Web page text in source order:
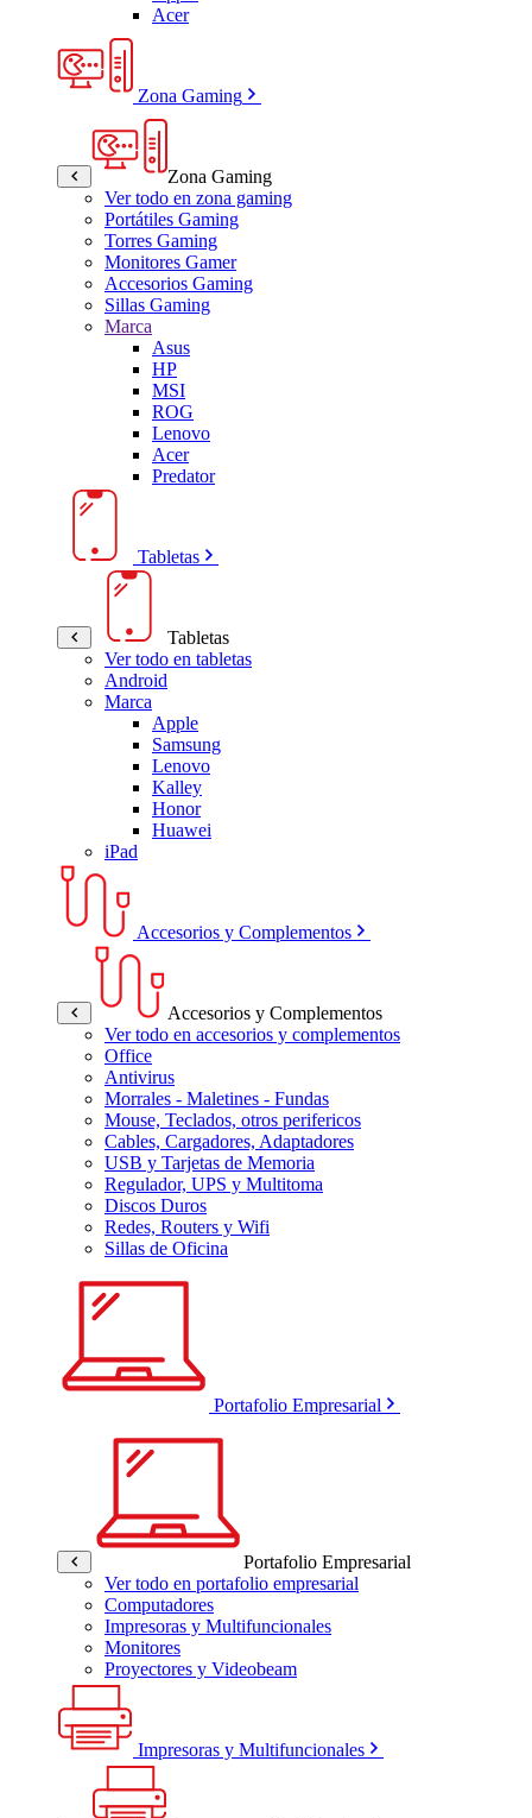
Acer
Zona Gaming
Zona Gaming
Ver todo en zona gaming
Portátiles Gaming
Torres Gaming
Monitores Gamer
Accesorios Gaming
Sillas Gaming
Marca
Asus
HP
MSI
ROG
Lenovo
Acer
Predator
Tabletas
Tabletas
Ver todo en tabletas
Android
Marca
Apple
Samsung
Lenovo
Kalley
Honor
Huawei
iPad
Accesorios y Complementos
Accesorios y Complementos
Ver todo en accesorios y complementos
Office
Antivirus
Morrales - Maletines - Fundas
Mouse, Teclados, otros perifericos
Cables, Cargadores, Adaptadores
USB y Tarjetas de Memoria
Regulador, UPS y Multitoma
Discos Duros
Redes, Routers y Wifi
Sillas de Oficina
Portafolio Empresarial
Portafolio Empresarial
Ver todo en portafolio empresarial
Computadores
Impresoras y Multifuncionales
Monitores
Proyectores y Videobeam
Impresoras y Multifuncionales